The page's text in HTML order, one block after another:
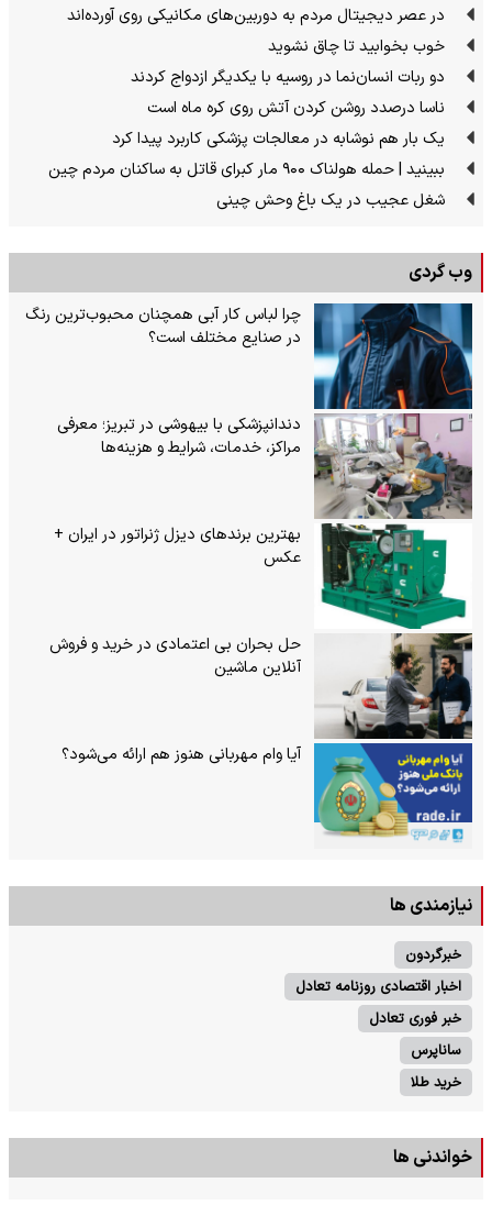
در عصر دیجیتال مردم به دوربین‌های مکانیکی روی آورده‌اند
خوب بخوابید تا چاق نشوید
دو ربات انسان‌نما در روسیه با یکدیگر ازدواج کردند
ناسا درصدد روشن کردن آتش روی کره ماه است
یک بار هم نوشابه در معالجات پزشکی کاربرد پیدا کرد
ببینید | حمله هولناک ۹۰۰ مار کبرای قاتل به ساکنان مردم چین
شغل عجیب در یک باغ وحش چینی
وب گردی
چرا لباس کار آبی همچنان محبوب‌ترین رنگ
در صنایع مختلف است؟
دندانپزشکی با بیهوشی در تبریز؛ معرفی
مراکز، خدمات، شرایط و هزینه‌ها
بهترین برندهای دیزل ژنراتور در ایران +
عکس
حل بحران بی‌ اعتمادی در خرید و فروش
آنلاین ماشین
آیا وام مهربانی هنوز هم ارائه می‌شود؟
نیازمندی ها
خبرگردون
اخبار اقتصادی روزنامه تعادل
خبر فوری تعادل
ساناپرس
خرید طلا
خواندنی ها